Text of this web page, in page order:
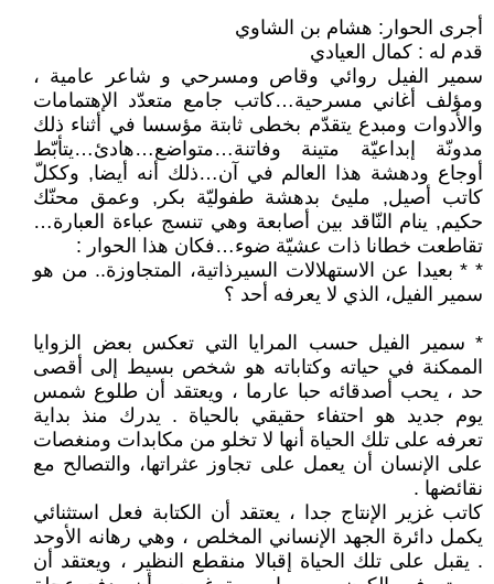
أجرى الحوار: هشام بن الشاوي
قدم له : كمال العيادي
سمير الفيل روائي وقاص ومسرحي و شاعر عامية ،
ومؤلف أغاني مسرحية…كاتب جامع متعدّد الإهتمامات
والأدوات ومبدع يتقدّم بخطى ثابتة مؤسسا في أثناء ذلك
مدونّة إبداعيّة متينة وفاتنة…متواضع…هادئ…يتأبّط
أوجاع ودهشة هذا العالم في آن…ذلك أنه أيضا, وككلّ
كاتب أصيل, مليئ بدهشة طفوليّة بكر, وعمق محنّك
حكيم, ينام النّاقد بين أصابعة وهي تنسج عباءة العبارة…
تقاطعت خطانا ذات عشيّة ضوء…فكان هذا الحوار :
* * بعيدا عن الاستهلالات السيرذاتية، المتجاوزة.. من هو
سمير الفيل، الذي لا يعرفه أحد ؟
* سمير الفيل حسب المرايا التي تعكس بعض الزوايا
الممكنة في حياته وكتاباته هو شخص بسيط إلى أقصى
حد ، يحب أصدقائه حبا عارما ، ويعتقد أن طلوع شمس
يوم جديد هو احتفاء حقيقي بالحياة . يدرك منذ بداية
تعرفه على تلك الحياة أنها لا تخلو من مكابدات ومنغصات
على الإنسان أن يعمل على تجاوز عثراتها، والتصالح مع
نقائضها .
كاتب غزير الإنتاج جدا ، يعتقد أن الكتابة فعل استثنائي
يكمل دائرة الجهد الإنساني المخلص ، وهي رهانه الأوحد
. يقبل على تلك الحياة إقبالا منقطع النظير ، ويعتقد أن